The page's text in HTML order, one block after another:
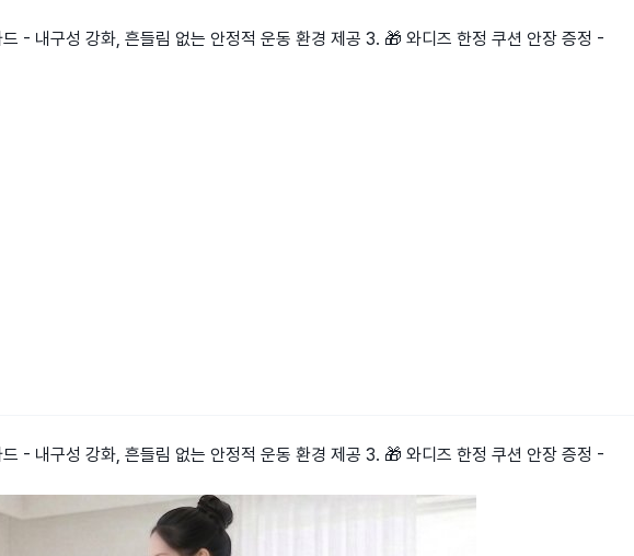
- 내구성 강화, 흔들림 없는 안정적 운동 환경 제공 3. 🎁 와디즈 한정 쿠션 안장 증정 -
- 내구성 강화, 흔들림 없는 안정적 운동 환경 제공 3. 🎁 와디즈 한정 쿠션 안장 증정 -